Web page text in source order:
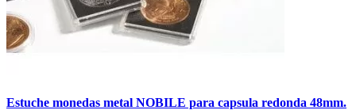
Estuche monedas metal NOBILE para capsula redonda 48mm.